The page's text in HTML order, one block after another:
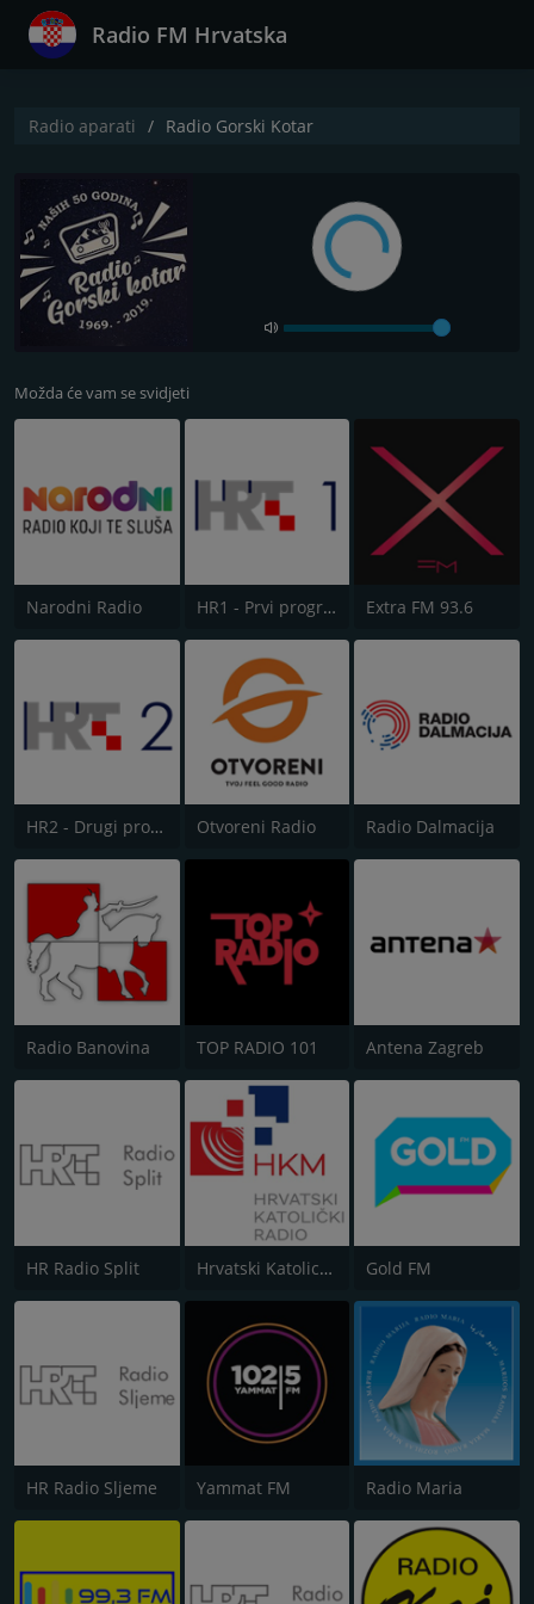
Radio FM Hrvatska
Radio aparati Radio Gorski Kotar
Možda će vam se svidjeti
Narodni Radio HR1 - Prvi program Extra FM 93.6
HR2 - Drugi program Otvoreni Radio Radio Dalmacija
Radio Banovina TOP RADIO 101 Antena Zagreb
HR Radio Split Hrvatski Katolicki Radio Gold FM
HR Radio Sljeme Yammat FM Radio Maria